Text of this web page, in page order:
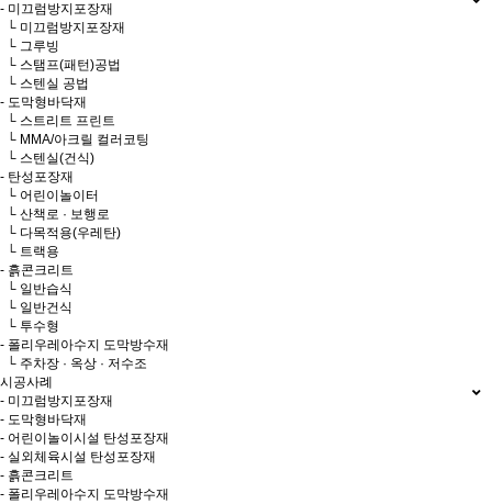
- 미끄럼방지포장재
└ 미끄럼방지포장재
└ 그루빙
└ 스탬프(패턴)공법
└ 스텐실 공법
- 도막형바닥재
└ 스트리트 프린트
└ MMA/아크릴 컬러코팅
└ 스텐실(건식)
- 탄성포장재
└ 어린이놀이터
└ 산책로 · 보행로
└ 다목적용(우레탄)
└ 트랙용
- 흙콘크리트
└ 일반습식
└ 일반건식
└ 투수형
- 폴리우레아수지 도막방수재
└ 주차장 · 옥상 · 저수조
시공사례
- 미끄럼방지포장재
- 도막형바닥재
- 어린이놀이시설 탄성포장재
- 실외체육시설 탄성포장재
- 흙콘크리트
- 폴리우레아수지 도막방수재